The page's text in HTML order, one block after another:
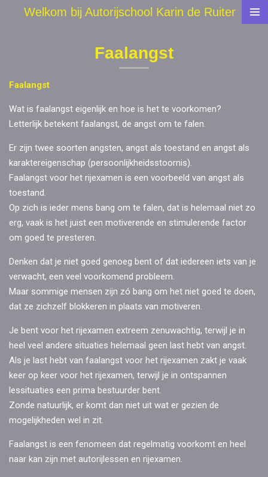
Welkom bij Autorijschool Karin de Ruiter
Faalangst
Faalangst
Wat is faalangst eigenlijk en hoe is het te voorkomen?
Letterlijk betekent faalangst, de angst om te falen.
Er zijn twee soorten angsten, angst als toestand en angst als
karaktereigenschap (persoonlijkheidsstoornis).
Faalangst voor het rijexamen is een voorbeeld van angst als
toestand.
Op zich is ieder mens bang om te falen, dat is helemaal niet zo
erg, vaak is het juist een motiverende en stimulerende factor
om goed te presteren.
Denken dat je niet goed genoeg bent of dat iedereen iets van je
verwacht, een veel voorkomend probleem.
Maar sommige mensen zijn zó bang om het niet goed te doen,
dat ze zichzelf blokkeren in plaats van motiveren.
Je bent voor het rijexamen extreem zenuwachtig, terwijl je in
heel veel andere situaties helemaal geen last hebt van angst.
Als je last hebt van faalangst voor het rijexamen zakt je vaak
keer op keer voor het rijexamen, terwijl je in ontspannen
lessituaties een prima bestuurder bent.
Zonde natuurlijk, er komt dan niet uit wat er gezien de
mogelijkheden wel in zit.
Faalangst is een fenomeen dat regelmatig voorkomt en heel
naar kan zijn met autorijlessen en rijexamen.